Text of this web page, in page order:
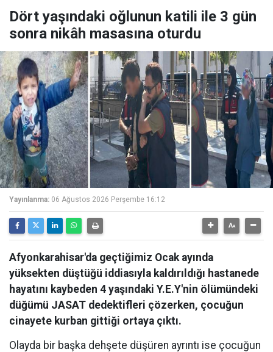
Dört yaşındaki oğlunun katili ile 3 gün
sonra nikâh masasına oturdu
Yayınlanma: 06 Ağustos 2026 Perşembe 16:12
Afyonkarahisar'da geçtiğimiz Ocak ayında
yüksekten düştüğü iddiasıyla kaldırıldığı hastanede
hayatını kaybeden 4 yaşındaki Y.E.Y'nin ölümündeki
düğümü JASAT dedektifleri çözerken, çocuğun
cinayete kurban gittiği ortaya çıktı.
Olayda bir başka dehşete düşüren ayrıntı ise çocuğun